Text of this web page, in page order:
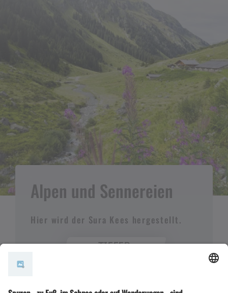
Alpen und Sennereien
Hier wird der Sura Kees hergestellt.
TIEFER